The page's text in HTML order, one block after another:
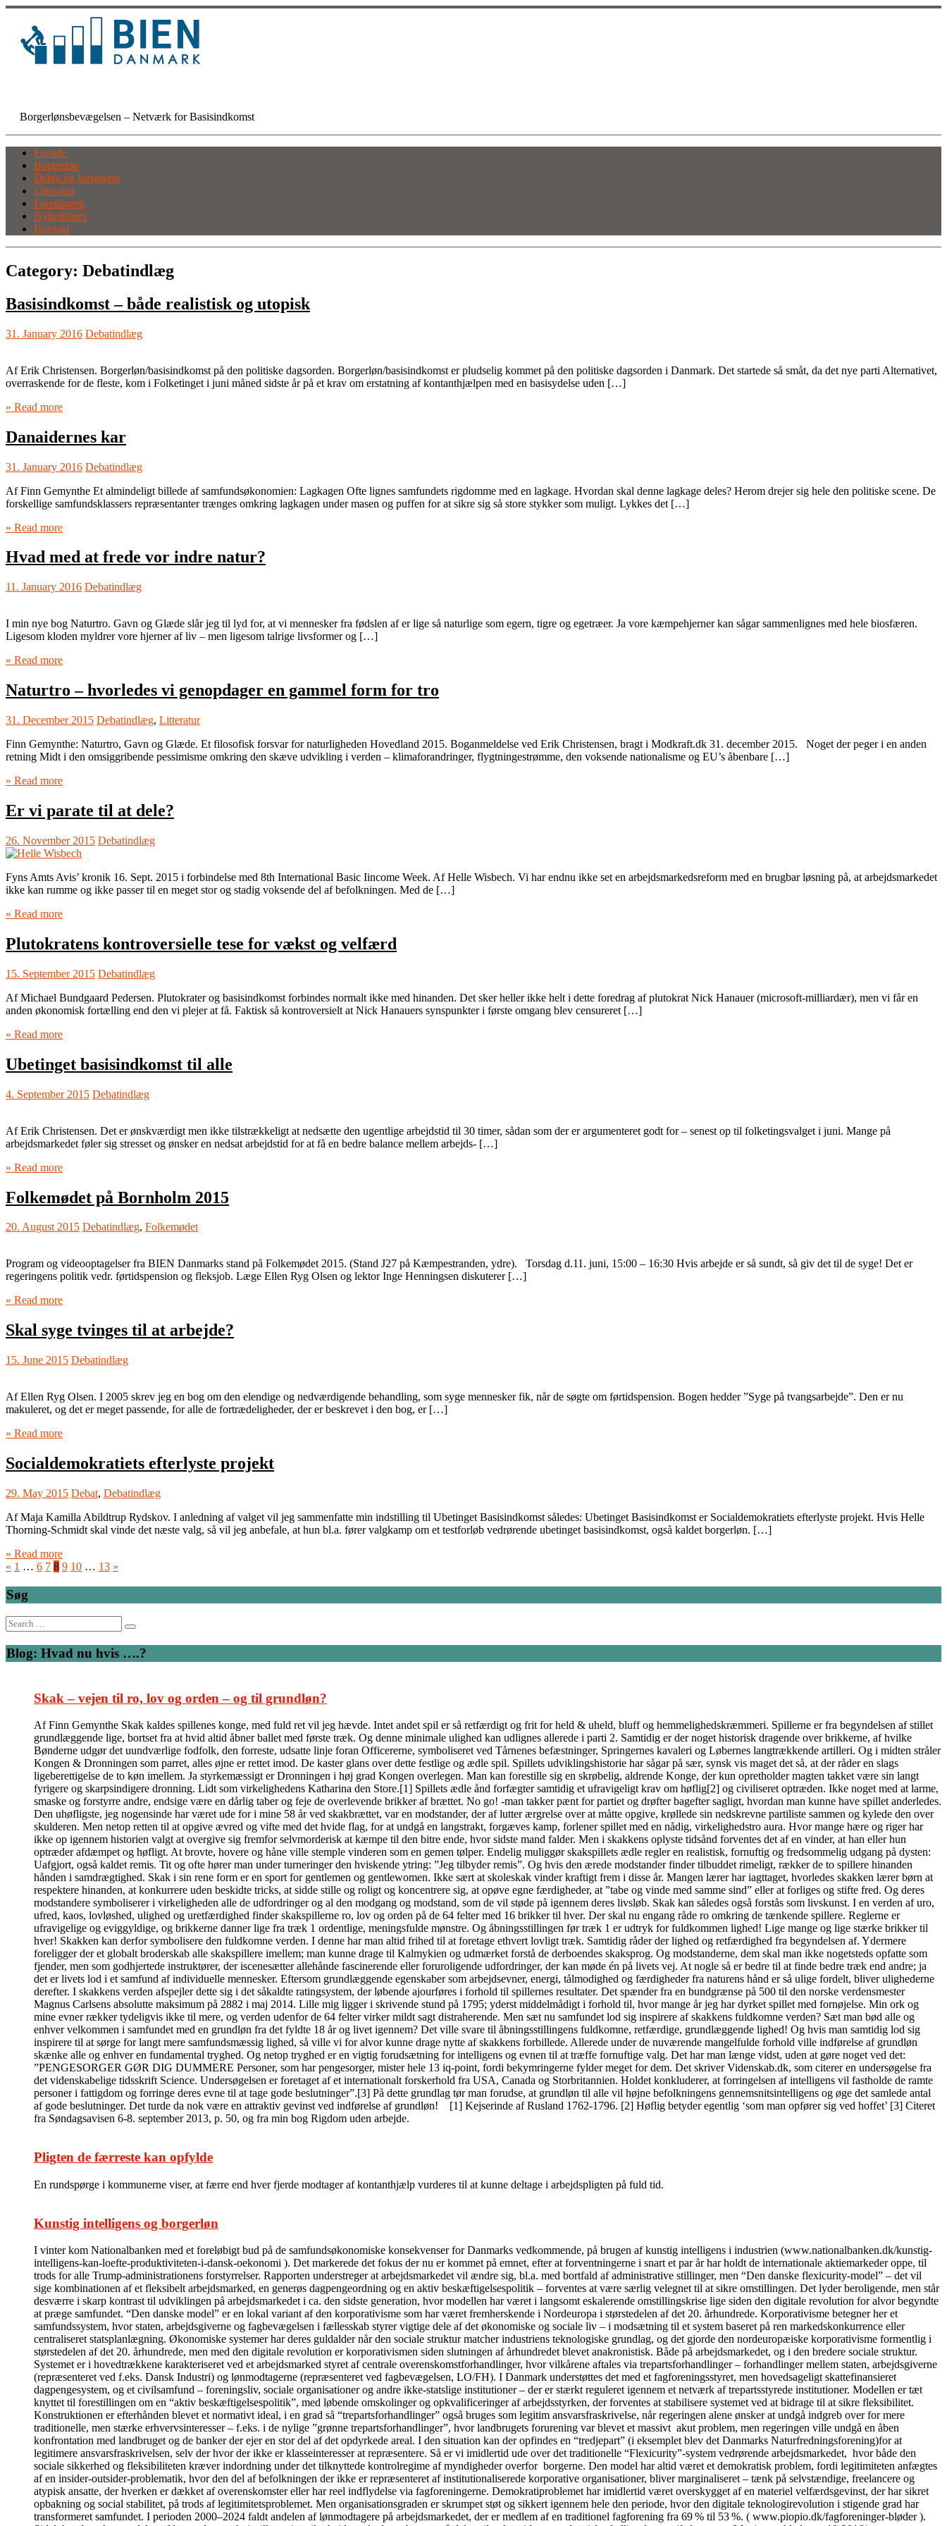
Skip
content
Borgerlønsbevægelsen – Netværk for Basisindkomst
Forside
Borgerløn
Debat og forskning
Litteratur
Foreningen
Nyhedsbrev
Kontakt
Category: Debatindlæg
Basisindkomst – både realistisk og utopisk
31. January 2016 Debatindlæg
Af Erik Christensen. Borgerløn/basisindkomst på den politiske dagsorden. Borgerløn/basisindkomst er pludselig kommet på den politiske dagsorden i Danmark. Det startede så småt, da det nye parti Alternativet,
overraskende for de fleste, kom i Folketinget i juni måned sidste år på et krav om erstatning af kontanthjælpen med en basisydelse uden […]
» Read more
Danaidernes kar
31. January 2016 Debatindlæg
Af Finn Gemynthe Et almindeligt billede af samfundsøkonomien: Lagkagen Ofte lignes samfundets rigdomme med en lagkage. Hvordan skal denne lagkage deles? Herom drejer sig hele den politiske scene. De
forskellige samfundsklassers repræsentanter trænges omkring lagkagen under masen og puffen for at sikre sig så store stykker som muligt. Lykkes det […]
» Read more
Hvad med at frede vor indre natur?
11. January 2016 Debatindlæg
I min nye bog Naturtro. Gavn og Glæde slår jeg til lyd for, at vi mennesker fra fødslen af er lige så naturlige som egern, tigre og egetræer. Ja vore kæmpehjerner kan sågar sammenlignes med hele biosfæren.
Ligesom kloden myldrer vore hjerner af liv – men ligesom talrige livsformer og […]
» Read more
Naturtro – hvorledes vi genopdager en gammel form for tro
31. December 2015 Debatindlæg, Litteratur
Finn Gemynthe: Naturtro, Gavn og Glæde. Et filosofisk forsvar for naturligheden Hovedland 2015. Boganmeldelse ved Erik Christensen, bragt i Modkraft.dk 31. december 2015. Noget der peger i en anden
retning Midt i den omsiggribende pessimisme omkring den skæve udvikling i verden – klimaforandringer, flygtningestrømme, den voksende nationalisme og EU’s åbenbare […]
» Read more
Er vi parate til at dele?
26. November 2015 Debatindlæg
Fyns Amts Avis’ kronik 16. Sept. 2015 i forbindelse med 8th International Basic Iincome Week. Af Helle Wisbech. Vi har endnu ikke set en arbejdsmarkedsreform med en brugbar løsning på, at arbejdsmarkedet
ikke kan rumme og ikke passer til en meget stor og stadig voksende del af befolkningen. Med de […]
» Read more
Plutokratens kontroversielle tese for vækst og velfærd
15. September 2015 Debatindlæg
Af Michael Bundgaard Pedersen. Plutokrater og basisindkomst forbindes normalt ikke med hinanden. Det sker heller ikke helt i dette foredrag af plutokrat Nick Hanauer (microsoft-milliardær), men vi får en
anden økonomisk fortælling end den vi plejer at få. Faktisk så kontroversielt at Nick Hanauers synspunkter i første omgang blev censureret […]
» Read more
Ubetinget basisindkomst til alle
4. September 2015 Debatindlæg
Af Erik Christensen. Det er ønskværdigt men ikke tilstrækkeligt at nedsætte den ugentlige arbejdstid til 30 timer, sådan som der er argumenteret godt for – senest op til folketingsvalget i juni. Mange på
arbejdsmarkedet føler sig stresset og ønsker en nedsat arbejdstid for at få en bedre balance mellem arbejds- […]
» Read more
Folkemødet på Bornholm 2015
20. August 2015 Debatindlæg, Folkemødet
Program og videooptagelser fra BIEN Danmarks stand på Folkemødet 2015. (Stand J27 på Kæmpestranden, ydre). Torsdag d.11. juni, 15:00 – 16:30 Hvis arbejde er så sundt, så giv det til de syge! Det er
regeringens politik vedr. førtidspension og fleksjob. Læge Ellen Ryg Olsen og lektor Inge Henningsen diskuterer […]
» Read more
Skal syge tvinges til at arbejde?
15. June 2015 Debatindlæg
Af Ellen Ryg Olsen. I 2005 skrev jeg en bog om den elendige og nedværdigende behandling, som syge mennesker fik, når de søgte om førtidspension. Bogen hedder ”Syge på tvangsarbejde”. Den er nu
makuleret, og det er meget passende, for alle de fortrædeligheder, der er beskrevet i den bog, er […]
» Read more
Socialdemokratiets efterlyste projekt
29. May 2015 Debat, Debatindlæg
Af Maja Kamilla Abildtrup Rydskov. I anledning af valget vil jeg sammenfatte min indstilling til Ubetinget Basisindkomst således: Ubetinget Basisindkomst er Socialdemokratiets efterlyste projekt. Hvis Helle
Thorning-Schmidt skal vinde det næste valg, så vil jeg anbefale, at hun bl.a. fører valgkamp om et testforløb vedrørende ubetinget basisindkomst, også kaldet borgerløn. […]
» Read more
« 1 … 6 7 8 9 10 … 13 »
Søg
Search
for:
Blog: Hvad nu hvis ….?
Skak – vejen til ro, lov og orden – og til grundløn?
Af Finn Gemynthe Skak kaldes spillenes konge, med fuld ret vil jeg hævde. Intet andet spil er så retfærdigt og frit for held & uheld, bluff og hemmelighedskræmmeri. Spillerne er fra begyndelsen af stillet
grundlæggende lige, bortset fra at hvid altid åbner ballet med første træk. Og denne minimale ulighed kan udlignes allerede i parti 2. Samtidig er der noget historisk dragende over brikkerne, af hvilke
Bønderne udgør det uundværlige fodfolk, den forreste, udsatte linje foran Officererne, symboliseret ved Tårnenes befæstninger, Springernes kavaleri og Løbernes langtrækkende artilleri. Og i midten stråler
Kongen & Dronningen som parret, alles øjne er rettet imod. De kaster glans over dette festlige og ædle spil. Spillets udviklingshistorie har sågar på sær, synsk vis maget det så, at der råder en slags
ligeberettigelse de to køn imellem. Ja styrkemæssigt er Dronningen i høj grad Kongen overlegen. Man kan forestille sig en skrøbelig, aldrende Konge, der kun opretholder magten takket være sin langt
fyrigere og skarpsindigere dronning. Lidt som virkelighedens Katharina den Store.[1] Spillets ædle ånd forfægter samtidig et ufravigeligt krav om høflig[2] og civiliseret optræden. Ikke noget med at larme,
smaske og forstyrre andre, endsige være en dårlig taber og feje de overlevende brikker af brættet. No go! -man takker pænt for partiet og drøfter bagefter sagligt, hvordan man kunne have spillet anderledes.
Den uhøfligste, jeg nogensinde har været ude for i mine 58 år ved skakbrættet, var en modstander, der af lutter ærgrelse over at måtte opgive, krøllede sin nedskrevne partiliste sammen og kylede den over
skulderen. Men netop retten til at opgive ævred og vifte med det hvide flag, for at undgå en langstrakt, forgæves kamp, forlener spillet med en nådig, virkelighedstro aura. Hvor mange hære og riger har
ikke op igennem historien valgt at overgive sig fremfor selvmorderisk at kæmpe til den bitre ende, hvor sidste mand falder. Men i skakkens oplyste tidsånd forventes det af en vinder, at han eller hun
optræder afdæmpet og høfligt. At brovte, hovere og håne ville stemple vinderen som en gemen tølper. Endelig muliggør skakspillets ædle regler en realistisk, fornuftig og fredsommelig udgang på dysten:
Uafgjort, også kaldet remis. Tit og ofte hører man under turneringer den hviskende ytring: ”Jeg tilbyder remis”. Og hvis den ærede modstander finder tilbuddet rimeligt, rækker de to spillere hinanden
hånden i samdrægtighed. Skak i sin rene form er en sport for gentlemen og gentlewomen. Ikke sært at skoleskak vinder kraftigt frem i disse år. Mangen lærer har iagttaget, hvorledes skakken lærer børn at
respektere hinanden, at konkurrere uden beskidte tricks, at sidde stille og roligt og koncentrere sig, at opøve egne færdigheder, at ”tabe og vinde med samme sind” eller at forliges og stifte fred. Og deres
modstandere symboliserer i virkeligheden alle de udfordringer og al den modgang og modstand, som de vil støde på igennem deres livsløb. Skak kan således også forstås som livskunst. I en verden af uro,
ufred, kaos, lovløshed, ulighed og uretfærdighed finder skakspillerne ro, lov og orden på de 64 felter med 16 brikker til hver. Der skal nu engang råde ro omkring de tænkende spillere. Reglerne er
ufravigelige og eviggyldige, og brikkerne danner lige fra træk 1 ordentlige, meningsfulde mønstre. Og åbningsstillingen før træk 1 er udtryk for fuldkommen lighed! Lige mange og lige stærke brikker til
hver! Skakken kan derfor symbolisere den fuldkomne verden. I denne har man altid frihed til at foretage ethvert lovligt træk. Samtidig råder der lighed og retfærdighed fra begyndelsen af. Ydermere
foreligger der et globalt broderskab alle skakspillere imellem; man kunne drage til Kalmykien og udmærket forstå de derboendes skaksprog. Og modstanderne, dem skal man ikke nogetsteds opfatte som
fjender, men som godhjertede instruktører, der iscenesætter allehånde fascinerende eller foruroligende udfordringer, der kan møde én på livets vej. At nogle så er bedre til at finde bedre træk end andre; ja
det er livets lod i et samfund af individuelle mennesker. Eftersom grundlæggende egenskaber som arbejdsevner, energi, tålmodighed og færdigheder fra naturens hånd er så ulige fordelt, bliver ulighederne
derefter. I skakkens verden afspejler dette sig i det såkaldte ratingsystem, der løbende ajourføres i forhold til spillernes resultater. Det spænder fra en bundgrænse på 500 til den norske verdensmester
Magnus Carlsens absolutte maksimum på 2882 i maj 2014. Lille mig ligger i skrivende stund på 1795; yderst middelmådigt i forhold til, hvor mange år jeg har dyrket spillet med fornøjelse. Min ork og
mine evner rækker tydeligvis ikke til mere, og verden udenfor de 64 felter virker mildt sagt distraherende. Men sæt nu samfundet lod sig inspirere af skakkens fuldkomne verden? Sæt man bød alle og
enhver velkommen i samfundet med en grundløn fra det fyldte 18 år og livet igennem? Det ville svare til åbningsstillingens fuldkomne, retfærdige, grundlæggende lighed! Og hvis man samtidig lod sig
inspirere til at sørge for langt mere samfundsmæssig lighed, så ville vi for alvor kunne drage nytte af skakkens forbillede. Allerede under de nuværende mangelfulde forhold ville indførelse af grundløn
skænke alle og enhver en fundamental tryghed. Og netop tryghed er en vigtig forudsætning for intelligens og evnen til at træffe fornuftige valg. Det har man længe vidst, uden at gøre noget ved det:
”PENGESORGER GØR DIG DUMMERE Personer, som har pengesorger, mister hele 13 iq-point, fordi bekymringerne fylder meget for dem. Det skriver Videnskab.dk, som citerer en undersøgelse fra
det videnskabelige tidsskrift Science. Undersøgelsen er foretaget af et internationalt forskerhold fra USA, Canada og Storbritannien. Holdet konkluderer, at forringelsen af intelligens vil fastholde de ramte
personer i fattigdom og forringe deres evne til at tage gode beslutninger”.[3] På dette grundlag tør man forudse, at grundløn til alle vil højne befolkningens gennemsnitsintelligens og øge det samlede antal
af gode beslutninger. Det turde da nok være en attraktiv gevinst ved indførelse af grundløn! [1] Kejserinde af Rusland 1762-1796. [2] Høflig betyder egentlig ‘som man opfører sig ved hoffet’ [3] Citeret
fra Søndagsavisen 6-8. september 2013, p. 50, og fra min bog Rigdom uden arbejde.
Pligten de færreste kan opfylde
En rundspørge i kommunerne viser, at færre end hver fjerde modtager af kontanthjælp vurderes til at kunne deltage i arbejdspligten på fuld tid.
Kunstig intelligens og borgerløn
I vinter kom Nationalbanken med et foreløbigt bud på de samfundsøkonomiske konsekvenser for Danmarks vedkommende, på brugen af kunstig intelligens i industrien (www.nationalbanken.dk/kunstig-
intelligens-kan-loefte-produktiviteten-i-dansk-oekonomi ). Det markerede det fokus der nu er kommet på emnet, efter at forventningerne i snart et par år har holdt de internationale aktiemarkeder oppe, til
trods for alle Trump-administrationens forstyrrelser. Rapporten understreger at arbejdsmarkedet vil ændre sig, bl.a. med bortfald af administrative stillinger, men “Den danske flexicurity-model” – det vil
sige kombinationen af et fleksibelt arbejdsmarked, en generøs dagpengeordning og en aktiv beskæftigelsespolitik – forventes at være særlig velegnet til at sikre omstillingen. Det lyder beroligende, men står
desværre i skarp kontrast til udviklingen på arbejdsmarkedet i ca. den sidste generation, hvor modellen har været i langsomt eskalerende omstillingskrise lige siden den digitale revolution for alvor begyndte
at præge samfundet. “Den danske model” er en lokal variant af den korporativisme som har været fremherskende i Nordeuropa i størstedelen af det 20. århundrede. Korporativisme betegner her et
samfundssystem, hvor staten, arbejdsgiverne og fagbevægelsen i fællesskab styrer vigtige dele af det økonomiske og sociale liv – i modsætning til et system baseret på ren markedskonkurrence eller
centraliseret statsplanlægning. Økonomiske systemer har deres guldalder når den sociale struktur matcher industriens teknologiske grundlag, og det gjorde den nordeuropæiske korporativisme formentlig i
størstedelen af det 20. århundrede, men med den digitale revolution er korporativismen siden slutningen af århundredet blevet anakronistisk. Både på arbejdsmarkedet, og i den bredere sociale struktur.
Systemet er i hovedtrækkene karakteriseret ved et arbejdsmarked styret af centrale overenskomstforhandlinger, hvor vilkårene aftales via trepartsforhandlinger – forhandlinger mellem staten, arbejdsgiverne
(repræsenteret ved f.eks. Dansk Industri) og lønmodtagerne (repræsenteret ved fagbevægelsen, LO/FH). I Danmark understøttes det med et fagforeningsstyret, men hovedsageligt skattefinansieret
dagpengesystem, og et civilsamfund – foreningsliv, sociale organisationer og andre ikke-statslige institutioner – der er stærkt reguleret igennem et netværk af trepartsstyrede institutioner. Modellen er tæt
knyttet til forestillingen om en “aktiv beskæftigelsespolitik”, med løbende omskolinger og opkvalificeringer af arbejdsstyrken, der forventes at stabilisere systemet ved at bidrage til at sikre fleksibilitet.
Konstruktionen er efterhånden blevet et normativt ideal, i en grad så “trepartsforhandlinger” også bruges som legitim ansvarsfraskrivelse, når regeringen alene ønsker at undgå indgreb over for mere
traditionelle, men stærke erhvervsinteresser – f.eks. i de nylige ”grønne trepartsforhandlinger”, hvor landbrugets forurening var blevet et massivt akut problem, men regeringen ville undgå en åben
konfrontation med landbruget og de banker der ejer en stor del af det opdyrkede areal. I den situation kan der opfindes en “tredjepart” (i eksemplet blev det Danmarks Naturfredningsforening)for at
legitimere ansvarsfraskrivelsen, selv der hvor der ikke er klasseinteresser at repræsentere. Så er vi imidlertid ude over det traditionelle “Flexicurity”-system vedrørende arbejdsmarkedet, hvor både den
sociale sikkerhed og fleksibiliteten kræver indordning under det tilknyttede kontrolregime af myndigheder overfor borgerne. Den model har altid været et demokratisk problem, fordi legitimiteten anfægtes
af en insider-outsider-problematik, hvor den del af befolkningen der ikke er repræsenteret af institutionaliserede korporative organisationer, bliver marginaliseret – tænk på selvstændige, freelancere og
atypisk ansatte, der hverken er dækket af overenskomster eller har reel indflydelse via fagforeningerne. Demokratiproblemet har imidlertid været overskygget af en materiel velfærdsgevinst, der har sikret
opbakning og social stabilitet, på trods af legitimitetsproblemet. Men organisationsgraden er skrumpet støt og sikkert igennem hele den periode, hvor den digitale teknologirevolution i stigende grad har
transformeret samfundet. I perioden 2000–2024 faldt andelen af lønmodtagere på arbejdsmarkedet, der er medlem af en traditionel fagforening fra 69 % til 53 %. ( www.piopio.dk/fagforeninger-bløder ).